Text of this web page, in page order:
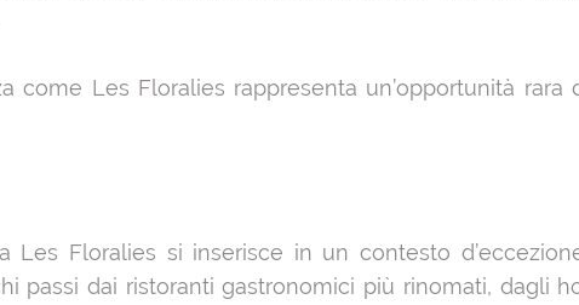
Les Floralies rappresenta un’opportunità rara
Floralies si inserisce in un contesto
passi dai ristoranti gastronomici più rinomati, dagli